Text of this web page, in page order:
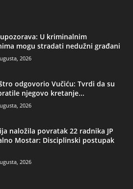
U kriminalnim
mogu stradati nedužni građani
2026
odgovorio Vučiću: Tvrdi da su
njegovo kretanje...
2026
naložila povratak 22 radnika JP
Mostar: Disciplinski postupak
2026